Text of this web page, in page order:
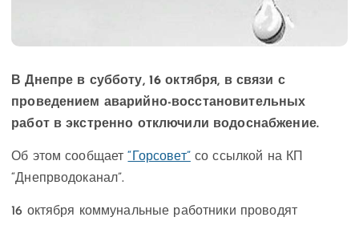
В Днепре в субботу, 16 октября, в связи с
проведением аварийно-восстановительных
работ в экстренно отключили водоснабжение.
Об этом сообщает“Горсовет” со ссылкой на КП
“Днепрводоканал”.
16 октября коммунальные работники проводят